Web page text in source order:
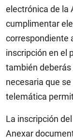
electrónica de la
cumplimentar
correspondiente
inscripción en el
también
necesaria que
telemática
La inscripción
Anexar